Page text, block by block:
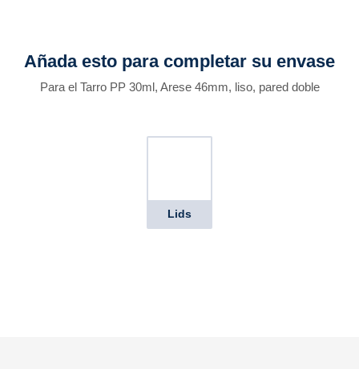
Añada esto para completar su envase
Para el Tarro PP 30ml, Arese 46mm, liso, pared doble
Lids